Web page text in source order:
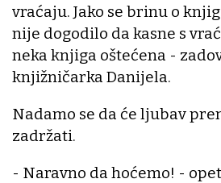
vraćaju. Jako se brinu o
nije dogodilo da kasne s
neka knjiga oštećena -
knjižničarka Danijela.
Nadamo se da će ljubav
zadržati.
- Naravno da hoćemo! -